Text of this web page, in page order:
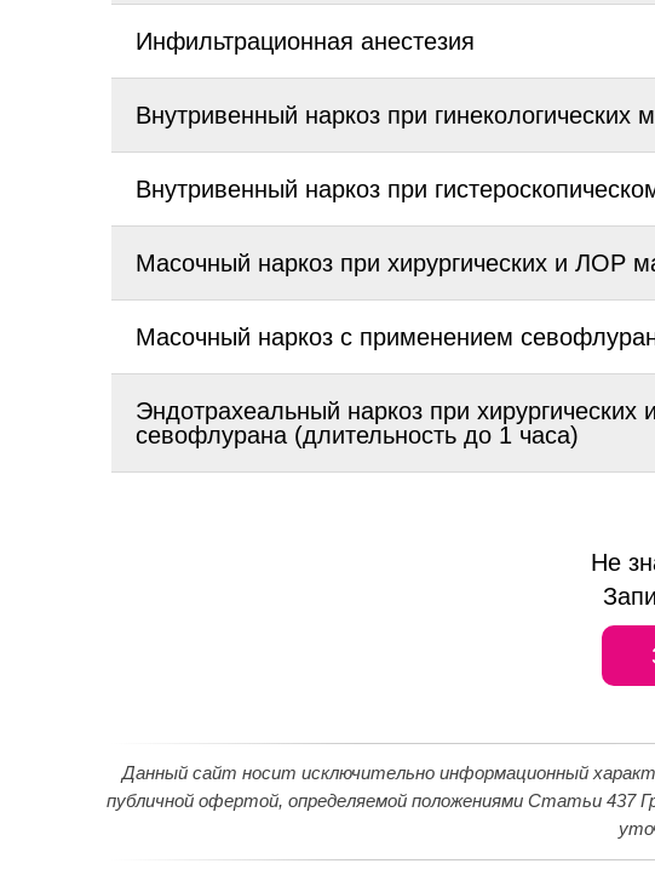
Инфильтрационная анестезия
Внутривенный наркоз при
Внутривенный наркоз при
Масочный наркоз при хирургических и ЛОР
Масочный наркоз с применением
Эндотрахеальный наркоз при
севофлурана (длительность до 1 часа)
Не
Данный сайт носит исключительно информационный
публичной офертой, определяемой положениями Статьи 437